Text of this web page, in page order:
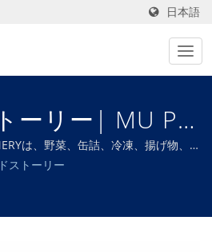
日本語
ーリー| MU PI
による効率的な
は、野菜、缶詰、冷凍、揚げ物、
すべてを満たすようにカスタマイズ
ストーリー